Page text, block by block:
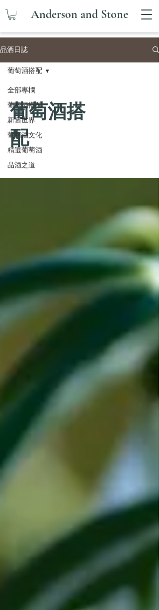
Anderson and Stone
品酒日誌
全部專欄
葡萄酒搭配
新舊世界
葡萄酒文化
精選葡萄酒
品酒之道
葡萄酒搭配
葡萄酒搭
配